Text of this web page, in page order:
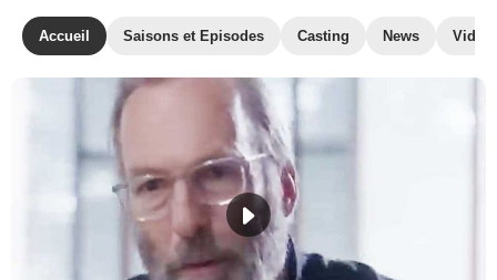
Accueil Saisons et Episodes Casting News